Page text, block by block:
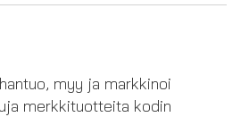
myy ja markkinoi
merkkituotteita kodin